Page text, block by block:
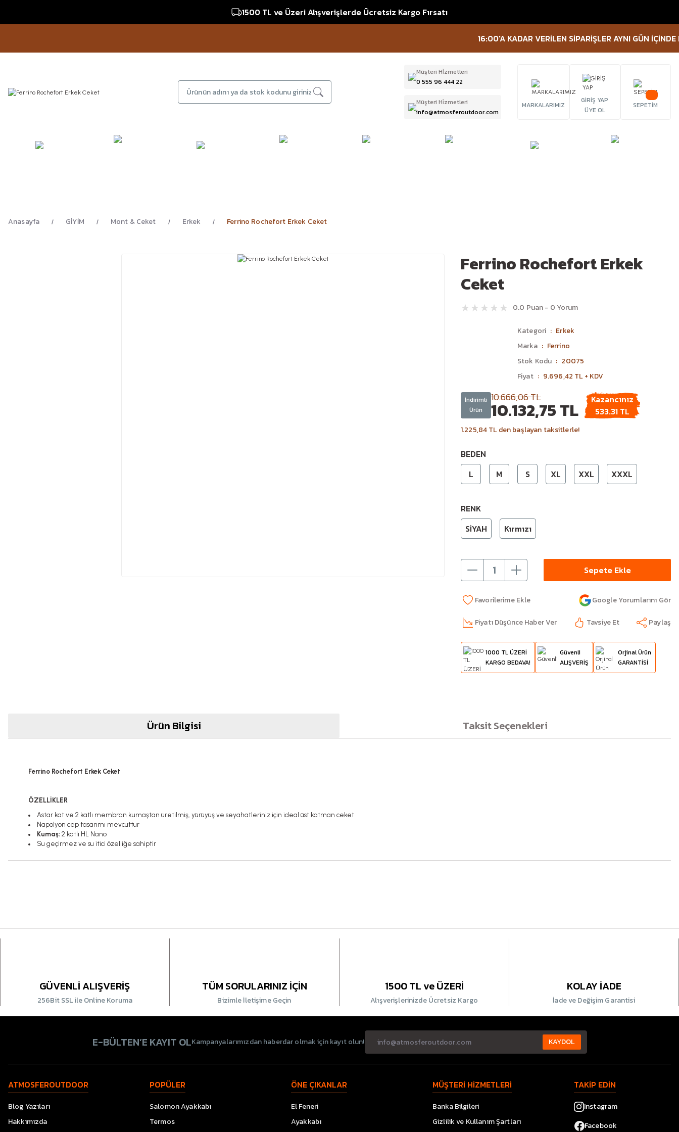
1500 TL ve Üzeri Alışverişlerde Ücretsiz Kargo Fırsatı
16:00'A KADAR VERİLEN SİPARİŞLER AYNI GÜN İÇİNDE
Müşteri Hi̇zmetleri
0 555 96 444 22
Müşteri Hi̇zmetleri
info@atmosferoutdoor.com
MARKALARIMIZ
GİRİŞ YAP
ÜYE OL
SEPETİM
Anasayfa GİYİM Mont & Ceket Erkek Ferrino Rochefort Erkek Ceket
Ferrino Rochefort Erkek
Ceket
0.0 Puan - 0 Yorum
Kategori
Erkek
Marka
Ferrino
Stok Kodu
20075
Fiyat
9.696,42 TL + KDV
İndirimli
Ürün
10.666,06 TL
10.132,75 TL
Kazancınız
533.31 TL
1.225,84 TL den başlayan taksitlerle!
BEDEN
L
M S XL XXL XXXL
RENK
SİYAH
Kırmızı
Sepete Ekle
Google Yorumlarını Gör
Fiyatı Düşünce Haber Ver Tavsiye Et Paylaş
1000 TL ÜZERİ
KARGO BEDAVA!
Güvenli
ALIŞVERİŞ
Orjinal Ürün
GARANTİSİ
Ürün Bilgisi Taksit Seçenekleri
Ferrino Rochefort Erkek Ceket
ÖZELLİKLER
Astar kat ve 2 katlı membran kumaştan üretilmiş, yürüyüş ve seyahatleriniz için ideal üst katman ceket
Napolyon cep tasarımı mevcuttur
Kumaş:2 katlı HL Nano
Su geçirmez ve su itici özelliğe sahiptir
GÜVENLİ ALIŞVERİŞ
256Bit SSL ile Online Koruma
TÜM SORULARINIZ İÇİN
Bizimle İletişime Geçin
1500 TL ve ÜZERİ
Alışverişlerinizde Ücretsiz Kargo
KOLAY İADE
İade ve Değişim Garantisi
E-BÜLTEN’E KAYIT OLKampanyalarımızdan haberdar olmak için kayıt olun! KAYDOL
ATMOSFEROUTDOOR
Blog Yazıları
Hakkımızda
POPÜLER
Salomon Ayakkabı
Termos
ÖNE ÇIKANLAR
El Feneri
Ayakkabı
MÜŞTERİ HİZMETLERİ
Banka Bilgileri
Gizlilik ve Kullanım Şartları
TAKİP EDİN
Instagram
Facebook